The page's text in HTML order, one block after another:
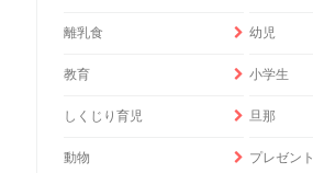
離乳食 幼児
教育 小学生
しくじり育児 旦那
動物 プレゼント